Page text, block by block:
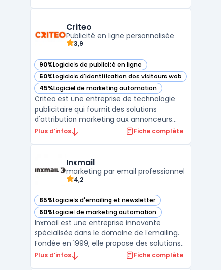
Grâce à l'intégration de données en temps
réel et de l'analytique avanc ...
Criteo
Publicité en ligne personnalisée
3,9
90%Logiciels de publicité en ligne
— voir Criteo dans cette catégorie
50%Logiciels d'identification des visiteurs web
— voir Criteo dans cette catégorie
45%Logiciel de marketing automation
— voir Criteo dans cette catégorie
Criteo est une entreprise de technologie
publicitaire qui fournit des solutions
d'attribution marketing aux annonceurs
pour mesurer l'impact de leurs campagnes
comportements en ligne des
consommateurs et leur propose ...
Plus d’infos Fiche complète
Inxmail
marketing par email professionnel
4,2
85%Logiciels d'emailing et newsletter
— voir Inxmail dans cette catégorie
60%Logiciel de marketing automation
— voir Inxmail dans cette catégorie
Inxmail est une entreprise innovante
spécialisée dans le domaine de l'emailing.
Fondée en 1999, elle propose des solutions
de marketing digital pour aider les
Plus d’infos Fiche complète